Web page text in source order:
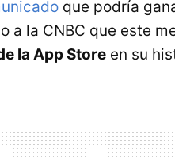
que podría
a la CNBC que este
la App Store en su